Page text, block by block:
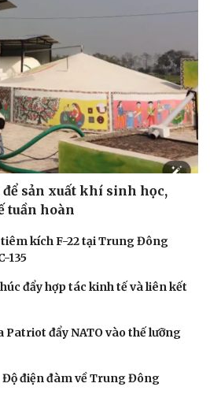
để sản xuất khí sinh học,
tuần hoàn
kích F-22 tại Trung Đông
135
đẩy hợp tác kinh tế và liên kết
đẩy NATO vào thế lưỡng
điện đàm về Trung Đông